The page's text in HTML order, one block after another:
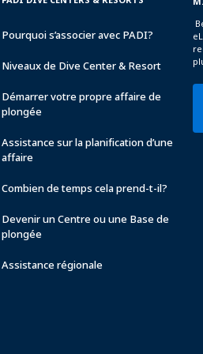
Pourquoi s’associer avec PADI?
Niveaux de Dive Center & Resort
Démarrer votre propre affaire de
plongée
Assistance sur la planification d’une
affaire
Combien de temps cela prend-t-il?
Devenir un Centre ou une Base de
plongée
Assistance régionale